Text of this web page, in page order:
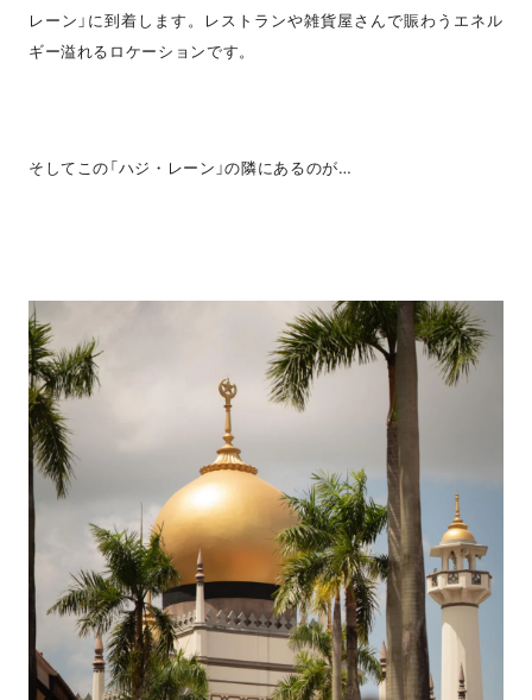
レーン」に到着します。レストランや雑貨屋さんで賑わうエネル
ギー溢れるロケーションです。
そしてこの「ハジ・レーン」の隣にあるのが…